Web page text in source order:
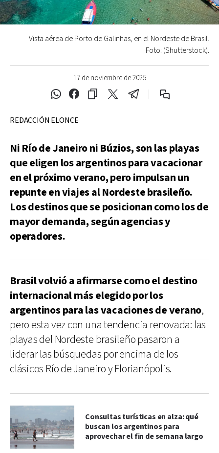
17 de noviembre de 2025
Vista aérea de Porto de Galinhas, en el Nordeste de Brasil.
Foto: (Shutterstock).
REDACCIÓN ELONCE
Ni Río de Janeiro ni Búzios, son las playas
que eligen los argentinos para vacacionar
en el próximo verano, pero impulsan un
repunte en viajes al Nordeste brasileño.
Los destinos que se posicionan como los de
mayor demanda, según agencias y
operadores.
Brasil volvió a afirmarse como el destino
internacional más elegido por los
argentinos para las vacaciones de verano,
pero esta vez con una tendencia renovada: las
playas del Nordeste brasileño pasaron a
liderar las búsquedas por encima de los
clásicos Río de Janeiro y Florianópolis.
Consultas turísticas en alza: qué
buscan los argentinos para
aprovechar el fin de semana largo